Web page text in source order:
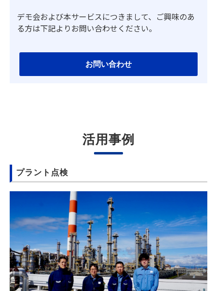
デモ会および本サービスにつきまして、ご興味のあ
る方は下記よりお問い合わせください。
お問い合わせ
活用事例
プラント点検